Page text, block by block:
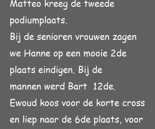
Matteo kreeg de tweede
podiumplaats.
Bij de senioren vrouwen zagen
we Hanne op een mooie 2de
plaats eindigen. Bij de
mannen werd Bart 12de.
Ewoud koos voor de korte cross
en liep naar de 6de plaats, voor